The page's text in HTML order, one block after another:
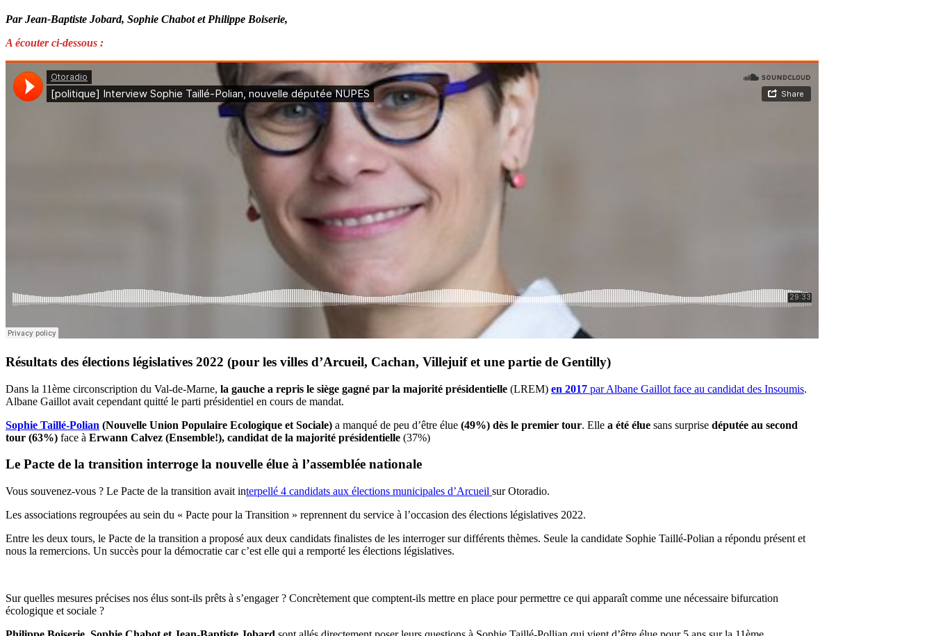
Par Jean-Baptiste Jobard, Sophie Chabot et Philippe Boiserie,
A écouter ci-dessous :
Résultats des élections législatives 2022 (pour les villes d’Arcueil, Cachan, Villejuif et une partie de Gentilly)
Dans la 11ème circonscription du Val-de-Marne, la gauche a repris le siège gagné par la majorité présidentielle (LREM) en 2017 par Albane Gaillot face au candidat des Insoumis.
Albane Gaillot avait cependant quitté le parti présidentiel en cours de mandat.
Sophie Taillé-Polian (Nouvelle Union Populaire Ecologique et Sociale) a manqué de peu d’être élue (49%) dès le premier tour. Elle a été élue sans surprise députée au second
tour (63%) face à Erwann Calvez (Ensemble!), candidat de la majorité présidentielle (37%)
Le Pacte de la transition interroge la nouvelle élue à l’assemblée nationale
Vous souvenez-vous ? Le Pacte de la transition avait interpellé 4 candidats aux élections municipales d’Arcueil sur Otoradio.
Les associations regroupées au sein du « Pacte pour la Transition » reprennent du service à l’occasion des élections législatives 2022.
Entre les deux tours, le Pacte de la transition a proposé aux deux candidats finalistes de les interroger sur différents thèmes. Seule la candidate Sophie Taillé-Polian a répondu présent et
nous la remercions. Un succès pour la démocratie car c’est elle qui a remporté les élections législatives.
Sur quelles mesures précises nos élus sont-ils prêts à s’engager ? Concrètement que comptent-ils mettre en place pour permettre ce qui apparaît comme une nécessaire bifurcation
écologique et sociale ?